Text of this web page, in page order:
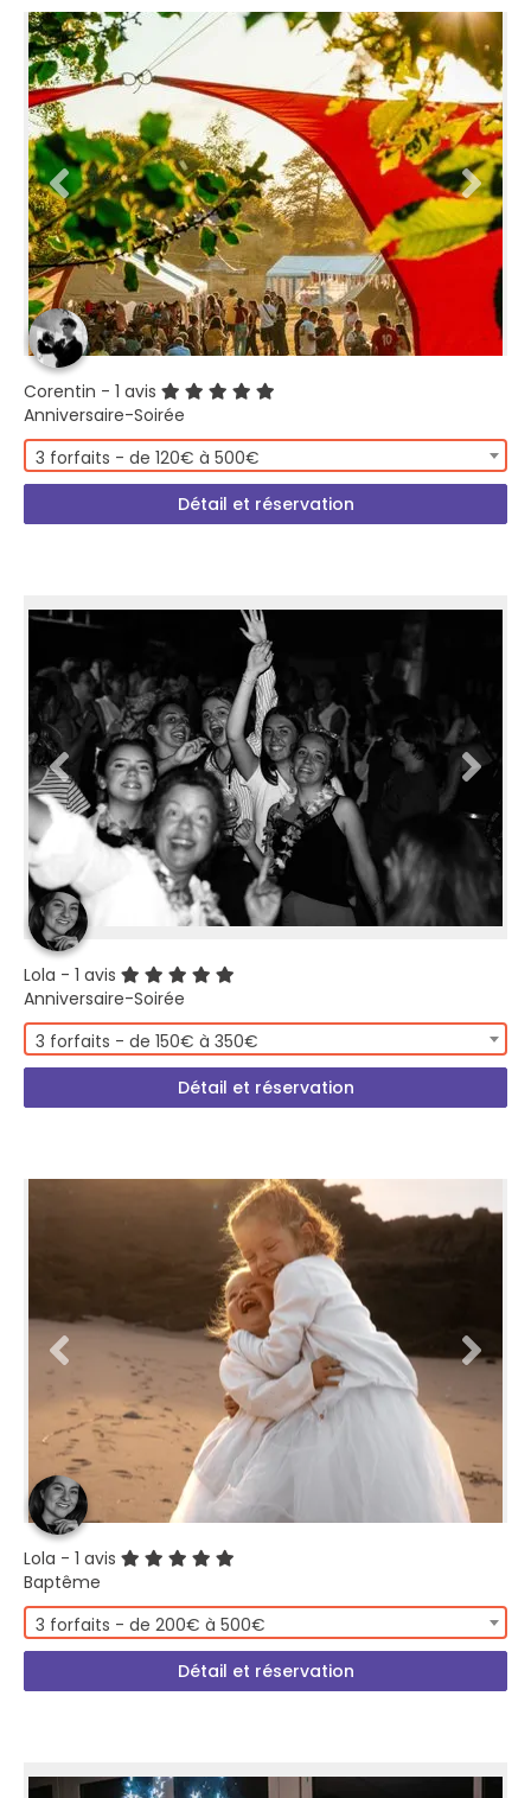
Corentin - 1 avis
Anniversaire-Soirée
3 forfaits - de 120€ à 500€
Détail et réservation
Lola - 1 avis
Anniversaire-Soirée
3 forfaits - de 150€ à 350€
Détail et réservation
Lola - 1 avis
Baptême
3 forfaits - de 200€ à 500€
Détail et réservation